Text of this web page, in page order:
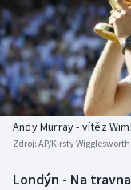
Americký fotbal
Baseball a softbal
Basketbal
Biatlon
NEPŘEHLÉDNĚTE
Soutěže
Historické návraty
Aplikace ČT sport
Andy Murray - vítěz
Zdroj: AP/Kirsty Wigglesworth
Londýn - Na